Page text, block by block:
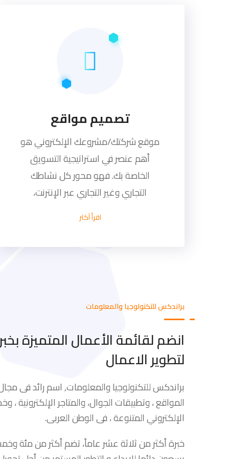
تصميم مواقع
موقع شركتك/مشروعك الإلكتروني هو
أهم عنصر في استراتيجية التسويق
الخاصة بك. فهو محور كل نشاطك
التجاري وغير التجاري عبر الإنترنت،
اقرأ آكثر
براندكس للتكنولوجيا والمعلومات
انضم لقائمة الأعمال المتميزة
لتطوير الاعمال
براندكس للتكنولوجيا والمعلومات,اسم رائد فى
المواقع ، وتطبيقات الجوال، والمتاجر الإلكترونية
الإلكتروني المتنوعة ، فى الوطن العربى.
خبرة أكثر من ثلاثة عشر عاماً، تضم أكثر من مئة